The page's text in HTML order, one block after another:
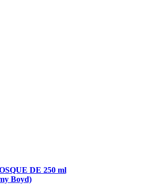
DE 250 ml
Boyd)